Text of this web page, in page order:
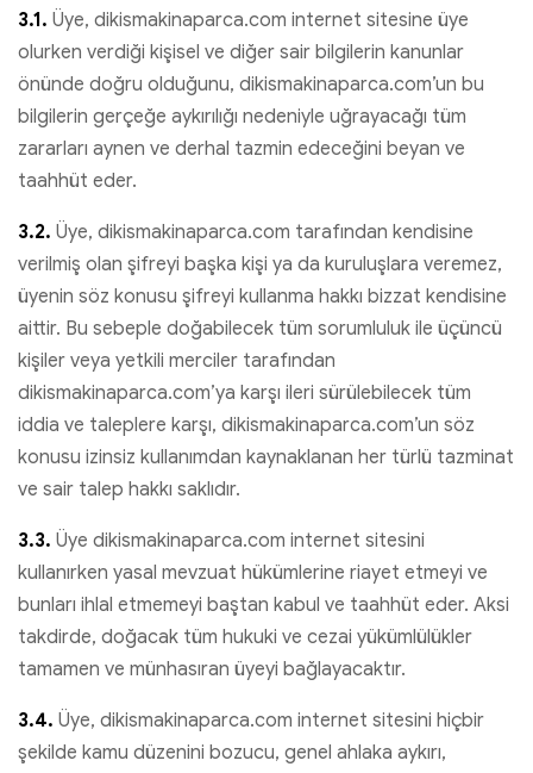
3.1. Üye, dikismakinaparca.com internet sitesine üye
olurken verdiği kişisel ve diğer sair bilgilerin kanunlar
önünde doğru olduğunu, dikismakinaparca.com’un bu
bilgilerin gerçeğe aykırılığı nedeniyle uğrayacağı tüm
zararları aynen ve derhal tazmin edeceğini beyan ve
taahhüt eder.
3.2. Üye, dikismakinaparca.com tarafından kendisine
verilmiş olan şifreyi başka kişi ya da kuruluşlara veremez,
üyenin söz konusu şifreyi kullanma hakkı bizzat kendisine
aittir. Bu sebeple doğabilecek tüm sorumluluk ile üçüncü
kişiler veya yetkili merciler tarafından
dikismakinaparca.com’ya karşı ileri sürülebilecek tüm
iddia ve taleplere karşı, dikismakinaparca.com’un söz
konusu izinsiz kullanımdan kaynaklanan her türlü tazminat
ve sair talep hakkı saklıdır.
3.3. Üye dikismakinaparca.com internet sitesini
kullanırken yasal mevzuat hükümlerine riayet etmeyi ve
bunları ihlal etmemeyi baştan kabul ve taahhüt eder. Aksi
takdirde, doğacak tüm hukuki ve cezai yükümlülükler
tamamen ve münhasıran üyeyi bağlayacaktır.
3.4. Üye, dikismakinaparca.com internet sitesini hiçbir
şekilde kamu düzenini bozucu, genel ahlaka aykırı,